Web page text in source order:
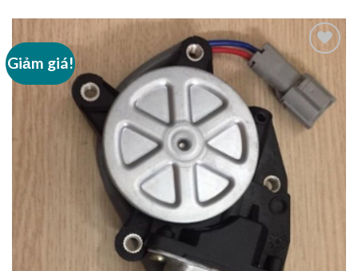
Giảm giá!
Add to
Wishlist